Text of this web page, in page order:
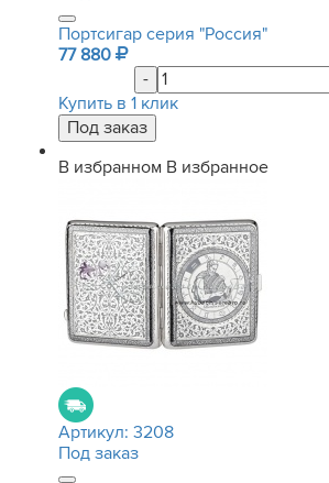
Портсигар серия "Россия"
77 880
-
Купить в 1 клик
В избранном В избранное
Артикул: 3208
Под заказ